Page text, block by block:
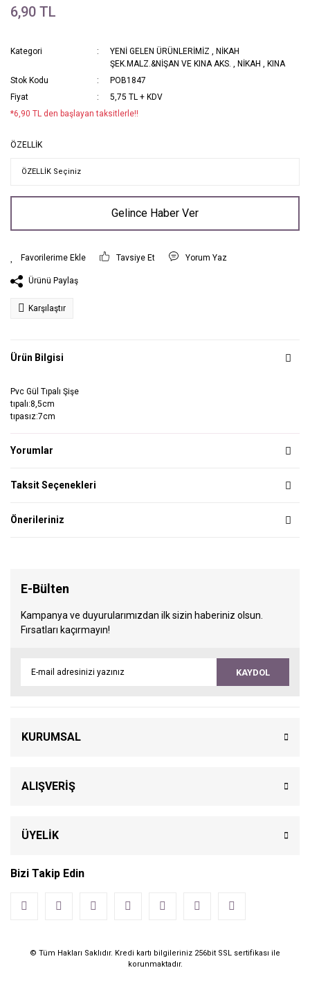
6,90 TL
Kategori YENİ GELEN ÜRÜNLERİMİZ , NİKAH
ŞEK.MALZ.&NİŞAN VE KINA AKS. , NİKAH , KINA
Stok Kodu
POB1847
Fiyat
5,75 TL + KDV
*6,90 TL den başlayan taksitlerle!!
ÖZELLİK
Gelince Haber Ver
Tavsiye Et Yorum Yaz
Ürünü Paylaş
Karşılaştır
Ürün Bilgisi
Pvc Gül Tıpalı Şişe
tıpalı:8,5cm
tıpasız:7cm
Yorumlar
Taksit Seçenekleri
Önerileriniz
E-Bülten
Kampanya ve duyurularımızdan ilk sizin haberiniz olsun.
Fırsatları kaçırmayın!
KAYDOL
KURUMSAL
ALIŞVERİŞ
ÜYELİK
Bizi Takip Edin
© Tüm Hakları Saklıdır. Kredi kartı bilgileriniz 256bit SSL sertifikası ile
korunmaktadır.